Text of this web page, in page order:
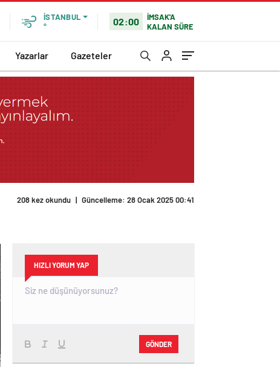
İSTANBUL
°
02:00
İMSAK'A
KALAN SÜRE
Yazarlar Gazeteler
208 kez okundu | Güncelleme: 28 Ocak 2025 00:41
HIZLI YORUM YAP
GÖNDER